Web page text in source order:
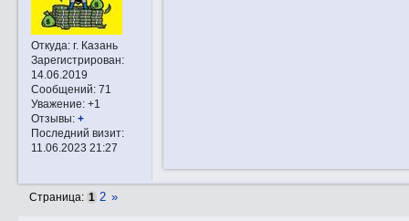
Откуда:г. Казань
Зарегистрирован:
14.06.2019
Сообщений:71
Уважение: +1
Отзывы: +
Последний визит:
11.06.2023 21:27
Страница: 1 2 »